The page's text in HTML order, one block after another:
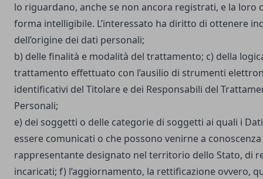
lo riguardano, anche se non ancora registrati, e la loro
forma intelligibile. L’interessato ha diritto di ottenere
dell’origine dei dati personali;
b) delle finalità e modalità del trattamento; c) della
trattamento effettuato con l’ausilio di strumenti
identificativi del Titolare e dei Responsabili del
Personali;
e) dei soggetti o delle categorie di soggetti ai quali i
essere comunicati o che possono venirne a
rappresentante designato nel territorio dello Stato, di
incaricati; f) l’aggiornamento, la rettificazione ovvero,